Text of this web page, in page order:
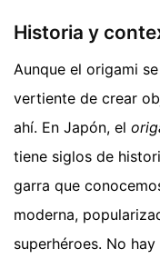
Historia y
Aunque el origami
vertiente de crear
ahí. En Japón, el
tiene siglos de
garra que
moderna,
superhéroes. No